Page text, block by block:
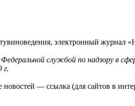
электронный журнал
службой по надзору в
г.
— ссылка (для сайтов в